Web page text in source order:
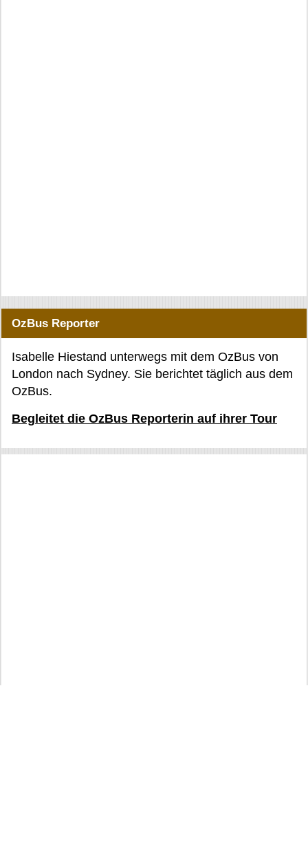
OzBus Reporter
Isabelle Hiestand unterwegs mit dem OzBus von
London nach Sydney. Sie berichtet täglich aus dem
OzBus.
Begleitet die OzBus Reporterin auf ihrer Tour